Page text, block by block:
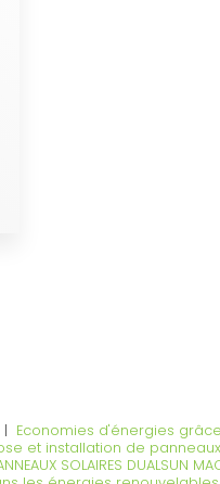
| Economies d'énergies
et installation de
SOLAIRES DUALSUN